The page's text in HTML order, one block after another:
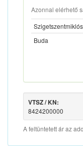
Azonnal elérhető
Szigetszentmiklós
Buda
VTSZ / KN:
8424200000
A feltüntetett ár az